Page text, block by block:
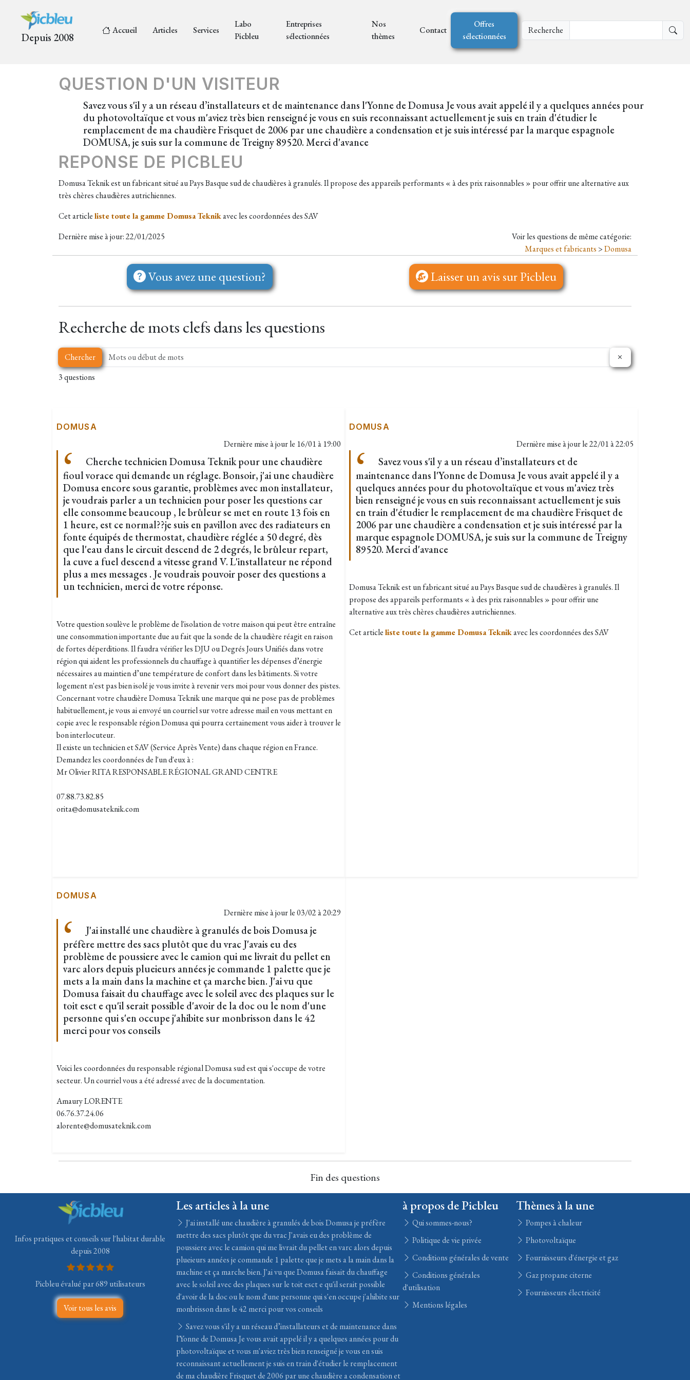
Depuis 2008
Accueil Articles Services
Labo
Picbleu
Entreprises
sélectionnées
Nos
thèmes
Contact
Offres
sélectionnées
Recherche
QUESTION D'UN VISITEUR
Savez vous s'il y a un réseau d’installateurs et de maintenance dans l'Yonne de Domusa Je vous avait appelé il y a quelques années pour
du photovoltaïque et vous m'aviez très bien renseigné je vous en suis reconnaissant actuellement je suis en train d'étudier le
remplacement de ma chaudière Frisquet de 2006 par une chaudière a condensation et je suis intéressé par la marque espagnole
DOMUSA, je suis sur la commune de Treigny 89520. Merci d'avance
REPONSE DE PICBLEU
Domusa Teknik est un fabricant situé au Pays Basque sud de chaudières à granulés. Il propose des appareils performants « à des prix raisonnables » pour offrir une alternative aux
très chères chaudières autrichiennes.
Cet articleliste toute la gamme Domusa Teknikavec les coordonnées des SAV​
Dernière mise à jour: 22/01/2025
Voir les questions de même catégorie:
Marques et fabricants >Domusa
Vous avez une question? Laisser un avis sur Picbleu
Recherche de mots clefs dans les questions
Chercher
3 questions
DOMUSA
Dernière mise à jour le 16/01 à 19:00
Cherche technicien Domusa Teknik pour une chaudière
fioul vorace qui demande un réglage. Bonsoir, j'ai une chaudière
Domusa encore sous garantie, problèmes avec mon installateur,
je voudrais parler a un technicien pour poser les questions car
elle consomme beaucoup , le brûleur se met en route 13 fois en
1 heure, est ce normal??je suis en pavillon avec des radiateurs en
fonte équipés de thermostat, chaudière réglée a 50 degré, dès
que l'eau dans le circuit descend de 2 degrés, le brûleur repart,
la cuve a fuel descend a vitesse grand V. L'installateur ne répond
plus a mes messages . Je voudrais pouvoir poser des questions a
un technicien, merci de votre réponse.
Votre question soulève le problème de l'isolation de votre maison qui peut être entraîne
une consommation importante due au fait que la sonde de la chaudière réagit en raison
de fortes déperditions. Il faudra vérifier les DJU ou Degrés Jours Unifiés dans votre
région qui aident les professionnels du chauffage à quantifier les dépenses d’énergie
nécessaires au maintien d’une température de confort dans les bâtiments. Si votre
logement n'est pas bien isolé je vous invite à revenir vers moi pour vous donner des pistes.
Concernant votre chaudière Domusa Teknik une marque qui ne pose pas de problèmes
habituellement, je vous ai envoyé un courriel sur votre adresse mail en vous mettant en
copie avec le responsable région Domusa qui pourra certainement vous aider à trouver le
bon interlocuteur.
Il existe un technicien et SAV (Service Après Vente) dans chaque région en France.
Demandez les coordonnées de l'un d'eux à :
Mr Olivier RITA RESPONSABLE RÉGIONAL GRAND CENTRE
07.88.73.82.85
orita@domusateknik.com
DOMUSA
Dernière mise à jour le22/01 à 22:05
Savez vous s'il y a un réseau d’installateurs et de
maintenance dans l'Yonne de Domusa Je vous avait appelé il y a
quelques années pour du photovoltaïque et vous m'aviez très
bien renseigné je vous en suis reconnaissant actuellement je suis
en train d'étudier le remplacement de ma chaudière Frisquet de
2006 par une chaudière a condensation et je suis intéressé par la
marque espagnole DOMUSA, je suis sur la commune de Treigny
89520. Merci d'avance
Domusa Teknik est un fabricant situé au Pays Basque sud de chaudières à granulés. Il
propose des appareils performants « à des prix raisonnables » pour offrir une
alternative aux très chères chaudières autrichiennes.
Cet articleliste toute la gamme Domusa Teknikavec les coordonnées des SAV​
DOMUSA
Dernière mise à jour le03/02 à 20:29
J'ai installé une chaudière à granulés de bois Domusa je
préfère mettre des sacs plutôt que du vrac J'avais eu des
problème de poussiere avec le camion qui me livrait du pellet en
varc alors depuis plueieurs années je commande 1 palette que je
mets a la main dans la machine et ça marche bien. J'ai vu que
Domusa faisait du chauffage avec le soleil avec des plaques sur le
toit esct e qu'il serait possible d'avoir de la doc ou le nom d'une
personne qui s'en occupe j'ahibite sur monbrisson dans le 42
merci pour vos conseils
Voici les coordonnées du responsable régional Domusa sud est qui s'occupe de votre
secteur. Un courriel vous a été adressé avec de la documentation.
Amaury LORENTE
06.76.37.24.06
alorente@domusateknik.com
Fin des questions
Infos pratiques et conseils sur l'habitat durable
depuis 2008
Picbleu évalué par 689 utilisateurs
Voir tous les avis
Les articles à la une
J'ai installé une chaudière à granulés de bois Domusa je préfère
mettre des sacs plutôt que du vrac J'avais eu des problème de
poussiere avec le camion qui me livrait du pellet en varc alors depuis
plueieurs années je commande 1 palette que je mets a la main dans la
machine et ça marche bien. J'ai vu que Domusa faisait du chauffage
avec le soleil avec des plaques sur le toit esct e qu'il serait possible
d'avoir de la doc ou le nom d'une personne qui s'en occupe j'ahibite sur
monbrisson dans le 42 merci pour vos conseils
Savez vous s'il y a un réseau d’installateurs et de maintenance dans
l'Yonne de Domusa Je vous avait appelé il y a quelques années pour du
photovoltaïque et vous m'aviez très bien renseigné je vous en suis
reconnaissant actuellement je suis en train d'étudier le remplacement
de ma chaudière Frisquet de 2006 par une chaudière a condensation et
à propos de Picbleu
Qui sommes-nous?
Politique de vie privée
Conditions générales de vente
Conditions générales
d'utilisation
Mentions légales
Thèmes à la une
Pompes à chaleur
Photovoltaïque
Fournisseurs d'énergie et gaz
Gaz propane citerne
Fournisseurs électricité